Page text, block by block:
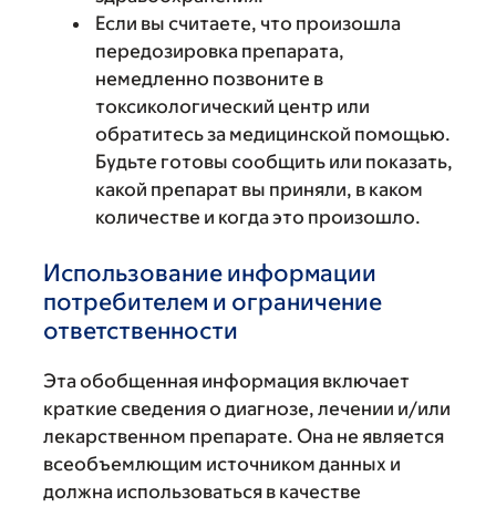
Если вы считаете, что произошла
передозировка препарата,
немедленно позвоните в
токсикологический центр или
обратитесь за медицинской помощью.
Будьте готовы сообщить или показать,
какой препарат вы приняли, в каком
количестве и когда это произошло.
Использование информации
потребителем и ограничение
ответственности
Эта обобщенная информация включает
краткие сведения о диагнозе, лечении и/или
лекарственном препарате. Она не является
всеобъемлющим источником данных и
должна использоваться в качестве